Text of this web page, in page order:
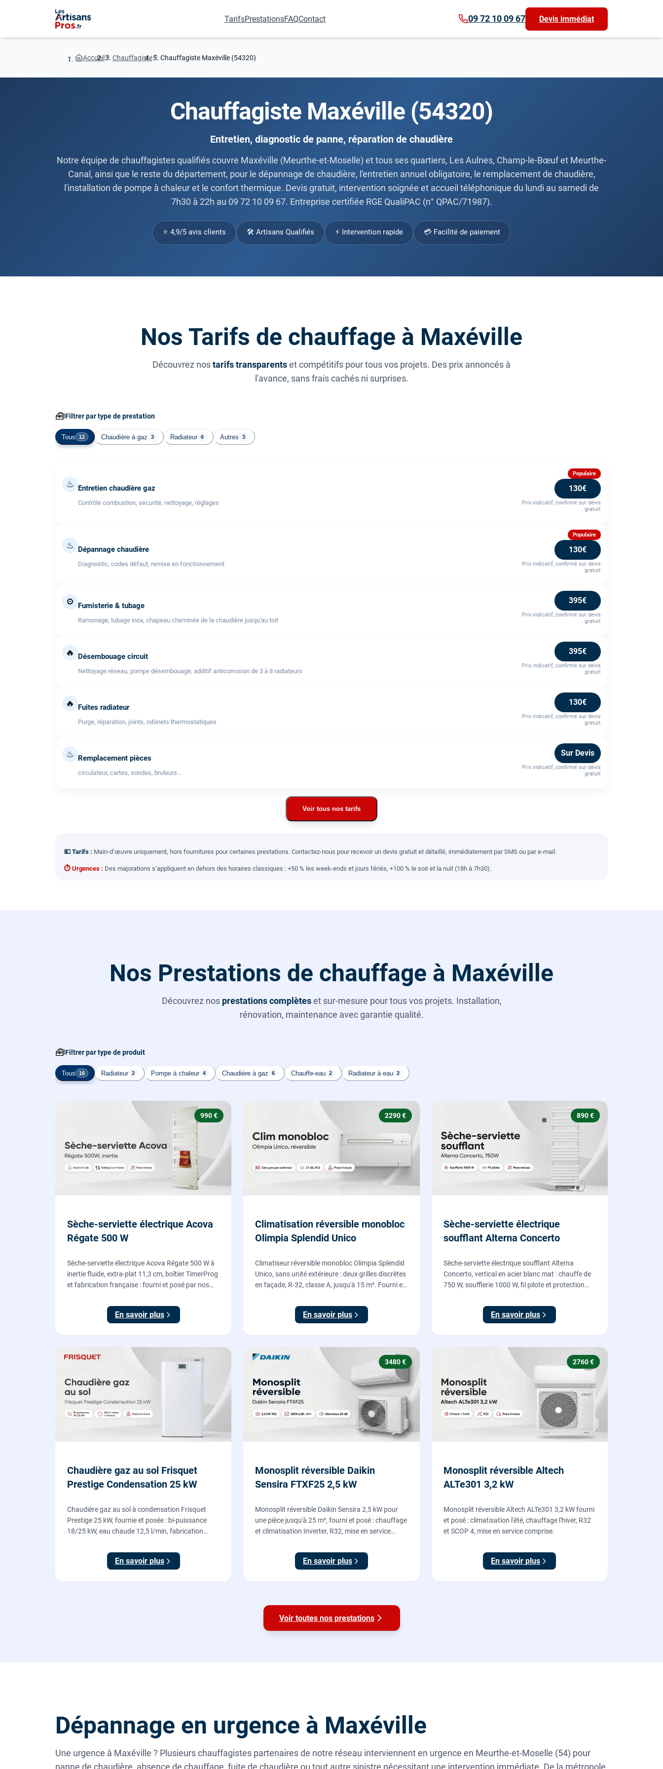
TarifsPrestationsFAQContact 09 72 10 09 67 Devis immédiat
Accueil Chauffagiste Chauffagiste Maxéville (54320)
Chauffagiste Maxéville (54320)
Entretien, diagnostic de panne, réparation de chaudière
Notre équipe de chauffagistes qualifiés couvre Maxéville (Meurthe-et-Moselle) et tous ses quartiers, Les Aulnes, Champ-le-Bœuf et Meurthe-
Canal, ainsi que le reste du département, pour le dépannage de chaudière, l'entretien annuel obligatoire, le remplacement de chaudière,
l'installation de pompe à chaleur et le confort thermique. Devis gratuit, intervention soignée et accueil téléphonique du lundi au samedi de
7h30 à 22h au 09 72 10 09 67. Entreprise certifiée RGE QualiPAC (n° QPAC/71987).
⭐ 4,9/5 avis clients 🛠 Artisans Qualifiés ⚡ Intervention rapide 💳 Facilité de paiement
Nos Tarifs de chauffage à Maxéville
Découvrez nostarifs transparentset compétitifs pour tous vos projets. Des prix annoncés à
l'avance, sans frais cachés ni surprises.
🧰Filtrer par type de prestation
Tous 12 Chaudière à gaz 3 Radiateur 6 Autres 3
♨ Entretien chaudière gaz
Contrôle combustion, sécurité, nettoyage, réglages
Populaire
130€
Prix indicatif, confirmé sur devis
gratuit
♨ Dépannage chaudière
Diagnostic, codes défaut, remise en fonctionnement
Populaire
130€
Prix indicatif, confirmé sur devis
gratuit
⚙️ Fumisterie & tubage
Ramonage, tubage inox, chapeau cheminée de la chaudière jusqu'au toit
395€
Prix indicatif, confirmé sur devis
gratuit
🔥 Désembouage circuit
Nettoyage réseau, pompe désembouage, additif anticorrosion de 3 à 8 radiateurs
395€
Prix indicatif, confirmé sur devis
gratuit
🔥 Fuites radiateur
Purge, réparation, joints, robinets thermostatiques
130€
Prix indicatif, confirmé sur devis
gratuit
♨ Remplacement pièces
circulateur, cartes, sondes, bruleurs...
Sur Devis
Prix indicatif, confirmé sur devis
gratuit
Voir tous nos tarifs
💶 Tarifs : Main-d’œuvre uniquement, hors fournitures pour certaines prestations. Contactez-nous pour recevoir un devis gratuit et détaillé, immédiatement par SMS ou par e-mail.
⏱ Urgences : Des majorations s’appliquent en dehors des horaires classiques : +50 % les week-ends et jours fériés, +100 % le soir et la nuit (18h à 7h30).
Nos Prestations de chauffage à Maxéville
Découvrez nos prestations complèteset sur-mesure pour tous vos projets. Installation,
rénovation, maintenance avec garantie qualité.
🧰Filtrer par type de produit
Tous 16 Radiateur 2 Pompe à chaleur 4 Chaudière à gaz 6 Chauffe-eau 2 Radiateur à eau 2
990 €
Sèche-serviette électrique Acova
Régate 500 W
Sèche-serviette électrique Acova Régate 500 W à
inertie fluide, extra-plat 11,3 cm, boîtier TimerProg
et fabrication française : fourni et posé par nos
normes compris.
En savoir plus
2290 €
Climatisation réversible monobloc
Olimpia Splendid Unico
Climatiseur réversible monobloc Olimpia Splendid
Unico, sans unité extérieure : deux grilles discrètes
en façade, R-32, classe A, jusqu'à 15 m². Fourni et
En savoir plus
890 €
Sèche-serviette électrique
soufflant Alterna Concerto
Sèche-serviette électrique soufflant Alterna
Concerto, vertical en acier blanc mat : chauffe de
750 W, soufflerie 1000 W, fil pilote et protection
En savoir plus
Chaudière gaz au sol Frisquet
Prestige Condensation 25 kW
Chaudière gaz au sol à condensation Frisquet
Prestige 25 kW, fournie et posée : bi-puissance
18/25 kW, eau chaude 12,5 l/min, fabrication
En savoir plus
3480 €
Monosplit réversible Daikin
Sensira FTXF25 2,5 kW
Monosplit réversible Daikin Sensira 2,5 kW pour
une pièce jusqu'à 25 m², fourni et posé : chauffage
et climatisation Inverter, R32, mise en service
En savoir plus
2760 €
Monosplit réversible Altech
ALTe301 3,2 kW
Monosplit réversible Altech ALTe301 3,2 kW fourni
et posé : climatisation l'été, chauffage l'hiver, R32
et SCOP 4, mise en service comprise.
En savoir plus
Voir toutes nos prestations
Dépannage en urgence à Maxéville
Une urgence à Maxéville ? Plusieurs chauffagistes partenaires de notre réseau interviennent en urgence en Meurthe-et-Moselle (54) pour
panne de chaudière, absence de chauffage, fuite de chaudière ou tout autre sinistre nécessitant une intervention immédiate. De la métropole